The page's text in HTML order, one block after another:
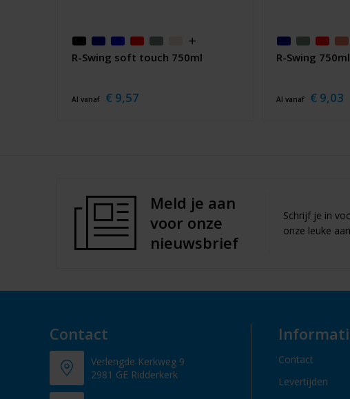
R-Swing soft touch 750ml
Al vanaf € 9,57
R-Swing 750ml
Al vanaf € 9,03
Meld je aan
voor onze
nieuwsbrief
Schrijf je in
onze leuke
Contact
Verlengde Kerkweg 9
2981 GE Ridderkerk
Contact
Levertijden